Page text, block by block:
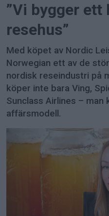
”Vi bygger
resehus”
Med köpet av Nordic
Norwegian ett av de
nordisk reseindustri på
köper inte bara Ving,
Sunclass Airlines –
affärsmodell.